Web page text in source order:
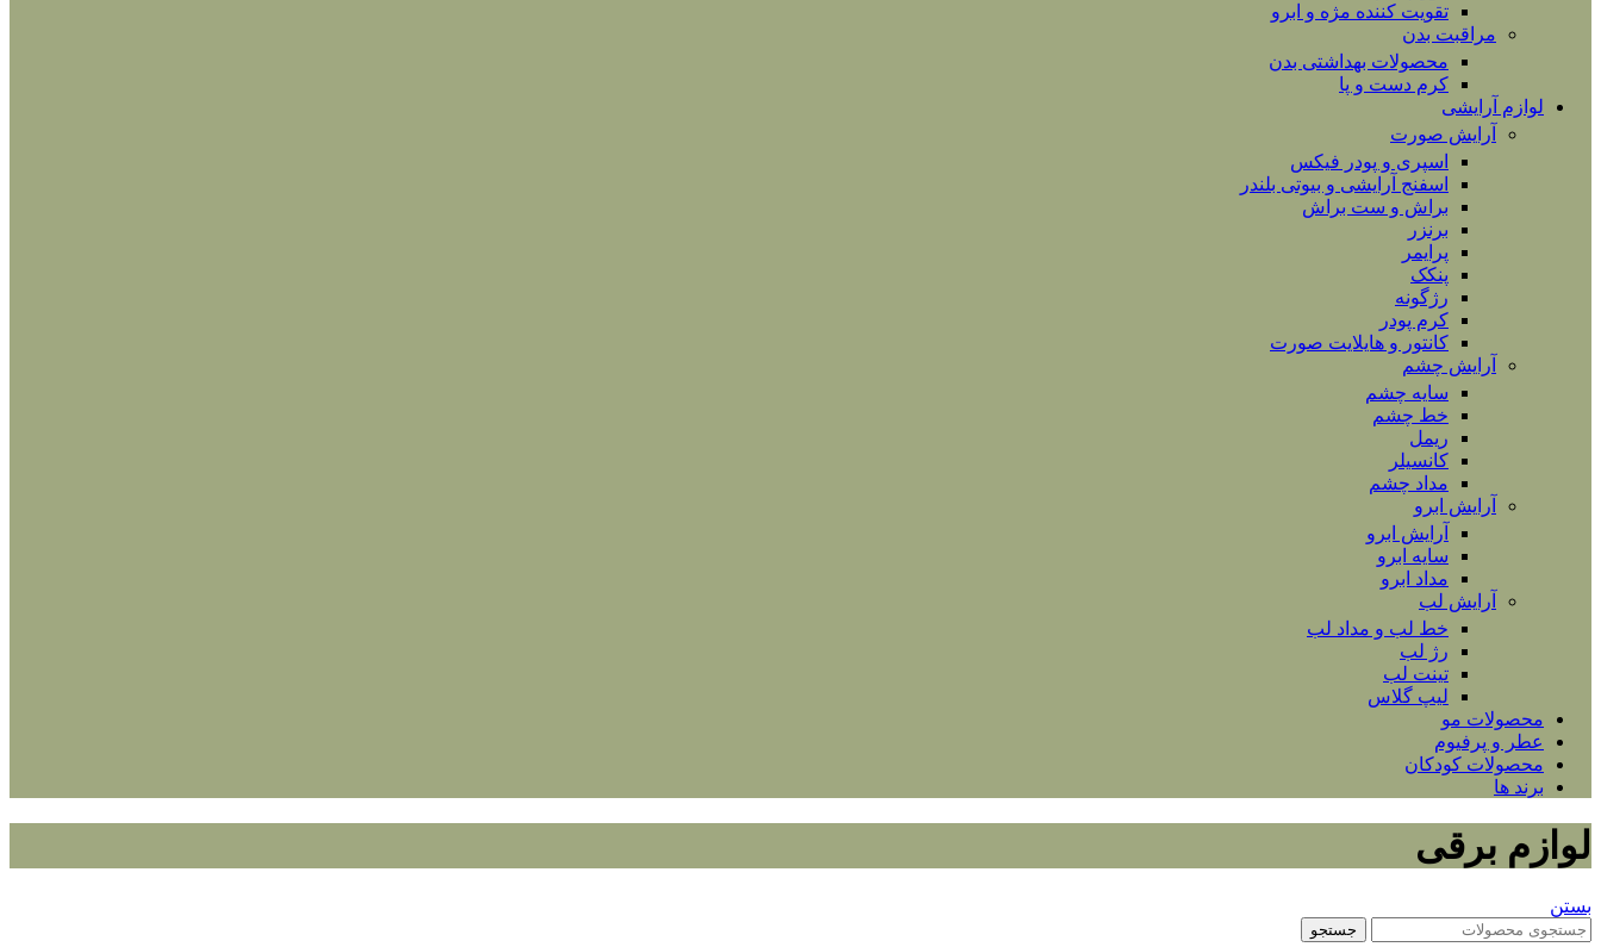
تقویت کننده مژه و ابرو
مراقبت بدن
محصولات بهداشتی بدن
کرم دست و پا
لوازم آرایشی
آرایش صورت
اسپری و پودر فیکس
اسفنج آرایشی و بیوتی بلندر
براش و ست براش
برنزر
پرایمر
پنکک
رژگونه
کرم پودر
کانتور و هایلایت صورت
آرایش چشم
سایه چشم
خط چشم
ریمل
کانسیلر
مداد چشم
آرایش ابرو
آرایش ابرو
سایه ابرو
مداد ابرو
آرایش لب
خط لب و مداد لب
رژ لب
تینت لب
لیپ گلاس
محصولات مو
عطر و پرفیوم
محصولات کودکان
برند ها
لوازم برقی
بستن
جستجو